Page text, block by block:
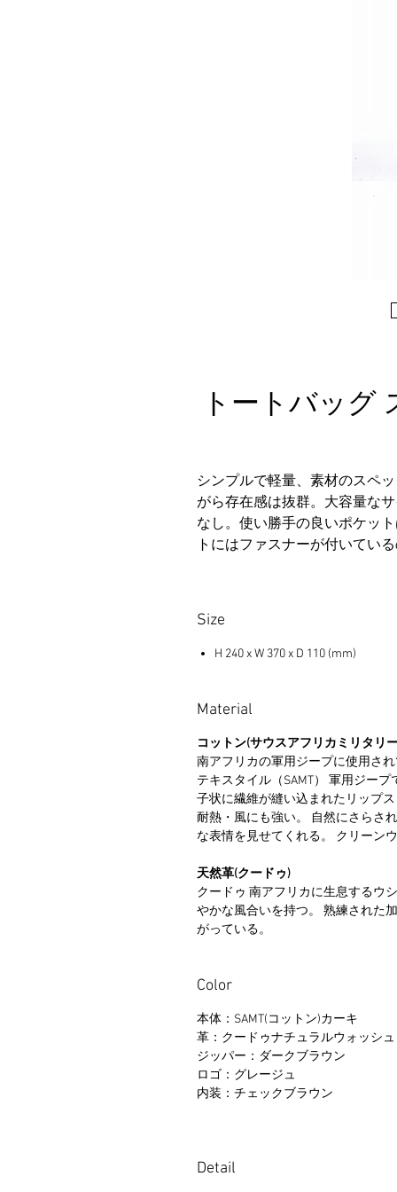
トートバッグ
シンプルで軽量、素材のスペ
がら存在感は抜群。大容量な
なし。使い勝手の良いポケッ
トにはファスナーが付いてい
Size
H 240 x W 370 x D 110 (mm)
Material
コットン(サウスアフリカミリタリ
南アフリカの軍用ジープに使用さ
テキスタイル（SAMT） 軍用ジー
子状に繊維が縫い込まれたリップ
耐熱・風にも強い。 自然にさらさ
な表情を見せてくれる。 クリーン
天然革(クードゥ)
クードゥ 南アフリカに生息するウ
やかな風合いを持つ。 熟練された
がっている。
Color
本体：SAMT(コットン)カーキ
革：クードゥナチュラルウォッシュ
ジッパー：ダークブラウン
ロゴ：グレージュ
内装：チェックブラウン
Detail